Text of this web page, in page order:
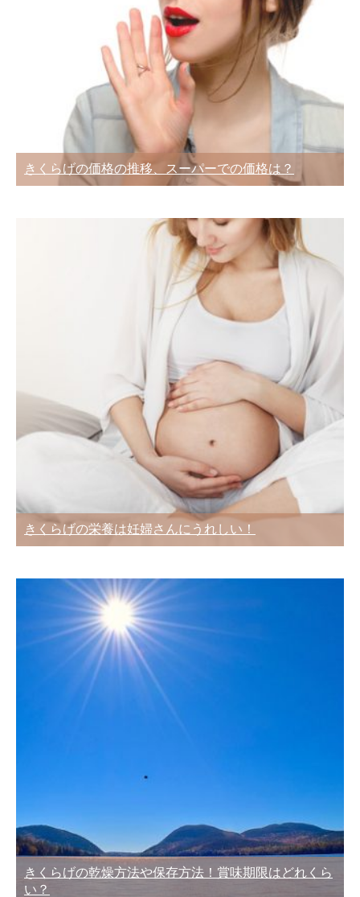
きくらげの価格の推移、スーパーでの価格は？
きくらげの栄養は妊婦さんにうれしい！
きくらげの乾燥方法や保存方法！賞味期限はどれくら
い？